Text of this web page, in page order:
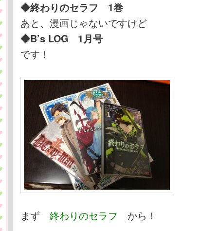
◆終わりのセラフ 1巻
あと、漫画じゃないですけど
◆B’s LOG 1月号
です！
まず終わりのセラフ から！